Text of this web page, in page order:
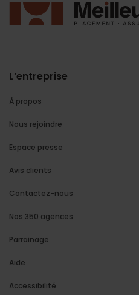
L’entreprise
À propos
Nous rejoindre
Espace presse
Avis clients
Contactez-nous
Nos 350 agences
Parrainage
Aide
Accessibilité